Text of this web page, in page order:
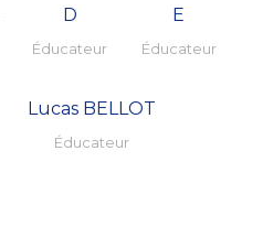
D
Éducateur
E
Éducateur
Lucas BELLOT
Éducateur